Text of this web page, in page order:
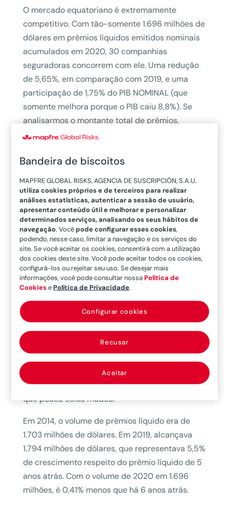
O mercado equatoriano é extremamente
competitivo. Com tão-somente 1.696 milhões de
dólares em prêmios líquidos emitidos nominais
acumulados em 2020, 30 companhias
seguradoras concorrem com ele. Uma redução
de 5,65%, em comparação com 2019, e uma
participação de 1,75% do PIB NOMINAL (que
somente melhora porque o PIB caiu 8,8%). Se
analisarmos o montante total de prêmios,
percebemos que não é um mercado
ramificação como mercado independente,
observa-se que os prêmios emitidos em cada
um deles são distribuídos entre poucos atores.
O mesmo acontece com os brokers que,
somando os 14 primeiros, supera-se a parcela
em 50%.
Como particularidade, mencionar que 47% dos
prêmios do mercado se originam em
bancasseguros, o que assinala a existência de
um interesse e desenvolvimento muito
destacado pelo segmento de pessoas.
Após dois anos de contração (2015 e 2016), em
2017 e 2018 o setor segurador evidenciou uma
0,8% e 3,6% respectivamente. No entanto, se
analisarmos os últimos 6 anos, observaremos
que pouca coisa mudou.
Em 2014, o volume de prêmios líquido era de
1.703 milhões de dólares. Em 2019, alcançava
1.794 milhões de dólares, que representava 5,5%
de crescimento respeito do prêmio líquido de 5
anos atrás. Com o volume de 2020 em 1.696
milhões, é 0,41% menos que há 6 anos atrás.
Bandeira de biscoitos
MAPFRE GLOBAL RISKS, AGENCIA DE SUSCRIPCIÓN, S.A.U.
utiliza cookies próprios e de terceiros para realizar
análises estatísticas, autenticar a sessão de usuário,
apresentar conteúdo útil e melhorar e personalizar
determinados serviços, analisando os seus hábitos de
navegação. Vocêpode configurar esses cookies,
podendo, nesse caso, limitar a navegação e os serviços do
site. Se você aceitar os cookies, consentirá com a utilização
dos cookies deste site. Você pode aceitar todos os cookies,
configurá-los ou rejeitar seu uso. Se desejar mais
informações, você pode consultar nossaPolítica de
CookiesePolítica de Privacidade.
Recusar
Aceitar
Configurar cookies